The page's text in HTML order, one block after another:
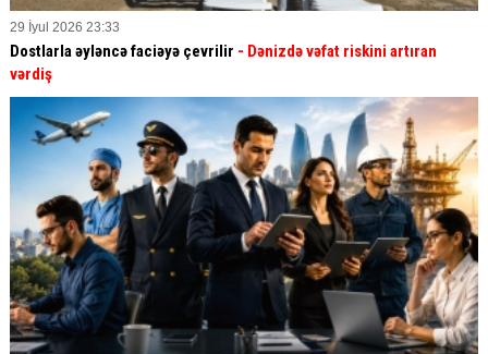
29 İyul 2026 23:33
Dostlarla əyləncə faciəyə çevrilir - Dənizdə vəfat riskini artıran
vərdiş